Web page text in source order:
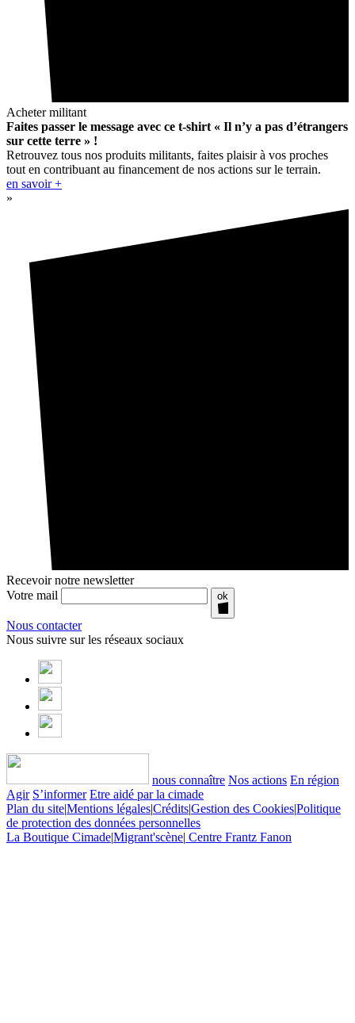
Acheter militant
Faites passer le message avec ce t-shirt « Il n’y a pas d’étrangers
sur cette terre » !
Retrouvez tous nos produits militants, faites plaisir à vos proches
tout en contribuant au financement de nos actions sur le terrain.
en savoir +
»
Recevoir notre newsletter
Votre mail
ok
Nous contacter
Nous suivre sur les réseaux sociaux
nous connaître Nos actions En région
Agir S’informer Etre aidé par la cimade
Plan du site|Mentions légales|Crédits|Gestion des Cookies|Politique
de protection des données personnelles
La Boutique Cimade|Migrant'scène| Centre Frantz Fanon